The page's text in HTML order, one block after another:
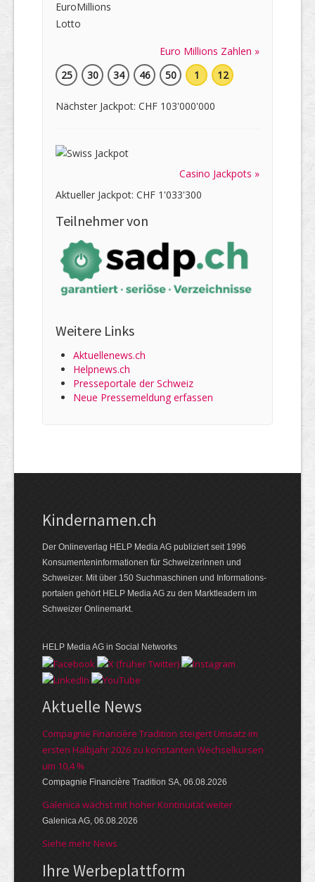
Euro Millions Zahlen »
25
30 34 46 50 1 12
Nächster Jackpot: CHF 103'000'000
Casino Jackpots »
Aktueller Jackpot: CHF 1'033'300
Teilnehmer von
Weitere Links
Aktuellenews.ch
Helpnews.ch
Presseportale der Schweiz
Neue Pressemeldung erfassen
Kindernamen.ch
Der Onlineverlag HELP Media AG publiziert seit 1996
Konsumenten­informationen für Schweizerinnen und
Schweizer. Mit über 150 Suchmaschinen und Informations­
portalen gehört HELP Media AG zu den Marktleadern im
Schweizer Onlinemarkt.
HELP Media AG in Social Networks
Aktuelle News
Compagnie Financière Tradition steigert Umsatz im
ersten Halbjahr 2026 zu konstanten Wechselkursen
um 10,4 %
Compagnie Financière Tradition SA, 06.08.2026
Galenica wächst mit hoher Kontinuität weiter
Galenica AG, 06.08.2026
Siehe mehr News
Ihre Werbeplattform